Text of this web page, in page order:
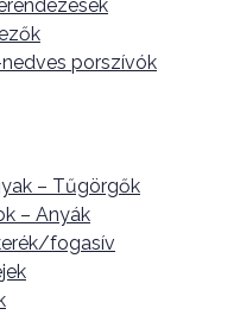
porszívók
– Tűgörgők
– Anyák
fogasív